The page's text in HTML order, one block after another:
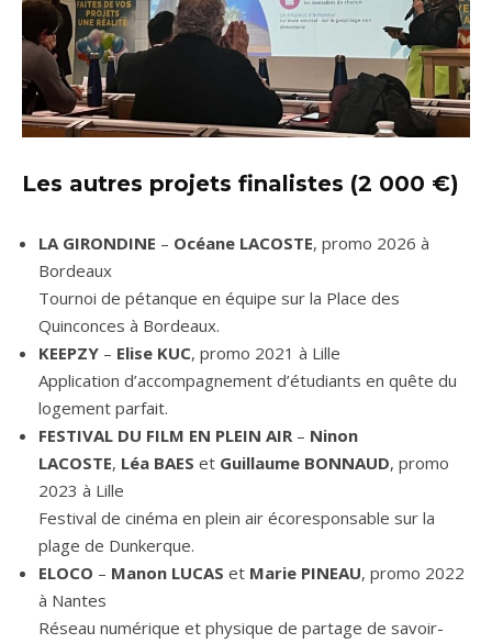
Les autres projets finalistes (2 000 €)
LA GIRONDINE – Océane LACOSTE, promo 2026 à
Bordeaux
Tournoi de pétanque en équipe sur la Place des
Quinconces à Bordeaux.
KEEPZY – Elise KUC, promo 2021 à Lille
Application d’accompagnement d’étudiants en quête du
logement parfait.
FESTIVAL DU FILM EN PLEIN AIR– Ninon
LACOSTE, Léa BAES et Guillaume BONNAUD, promo
2023 à Lille
Festival de cinéma en plein air écoresponsable sur la
plage de Dunkerque.
ELOCO – Manon LUCAS et Marie PINEAU, promo 2022
à Nantes
Réseau numérique et physique de partage de savoir-